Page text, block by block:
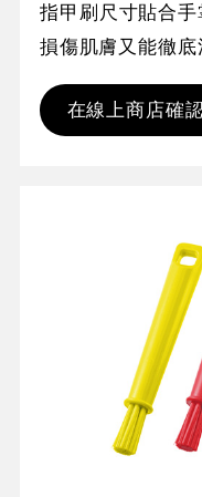
指甲刷尺寸貼合
損傷肌膚又能徹底
在線上商店確